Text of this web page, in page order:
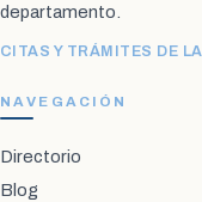
departamento.
CITAS Y TRÁMITES DE
NAVEGACIÓN
Directorio
Blog